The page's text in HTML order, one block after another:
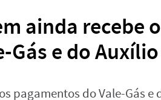
ainda recebe
Gás e do
pagamentos do Vale-Gás